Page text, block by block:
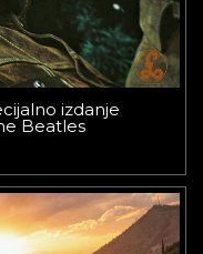
izdanje
Beatles